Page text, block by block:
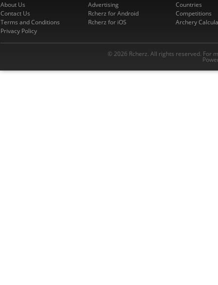
About Us
Contact Us
Terms and Conditions
Privacy Policy
Advertising
Rcherz for Android
Rcherz for iOS
Countries
Competitions
Archery
© 2026 Rcherz. All rights reserved. For